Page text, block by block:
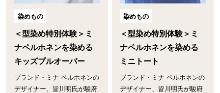
染めもの
＜型染め特別体験＞ミ
ナペルホネンを染める
キッズプルオーバー
ブランド・ミナ ペルホネンの
デザイナー、皆川明氏が駿府
染めもの
＜型染め特別体験＞ミ
ナペルホネンを染める
ミニトート
ブランド・ミナ ペルホネンの
デザイナー、皆川明氏が駿府